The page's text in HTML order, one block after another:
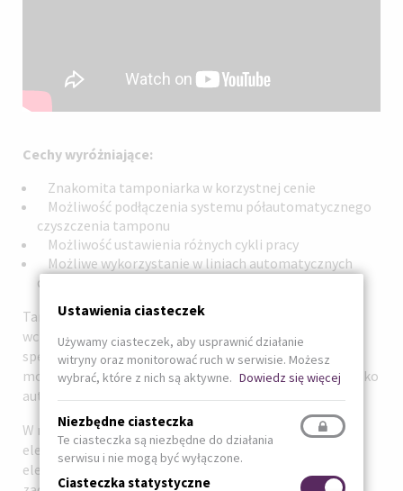
Cechy wyróżniające:
Znakomita tamponiarka w korzystnej cenie
Możliwość podłączenia systemu półautomatycznego
czyszczenia tamponu
Możliwość ustawienia różnych cykli pracy
Możliwe wykorzystanie w liniach automatycznych
dzięki SPS
Tamponiarki z serii „SEALED INK CUP”, w skład której
wchodzą modele:SIC 90 SIC 130iSIC 140nie wymagają
specjalnie konserwacji, posiadają rozbudowane
możliwości ustawień oraz nadają się do zastosowania jako
automat.
W modelach tych wykorzystano technologię
elektropneumatycznego przesuwu tamponu, a
elektryczne sterowanie tamponem daje możliwość
Ustawienia ciasteczek
Używamy ciasteczek, aby usprawnić działanie
witryny oraz monitorować ruch w serwisie. Możesz
wybrać, które z nich są aktywne. Dowiedz się więcej
Niezbędne ciasteczka
Te ciasteczka są niezbędne do działania
serwisu i nie mogą być wyłączone.
Ciasteczka statystyczne